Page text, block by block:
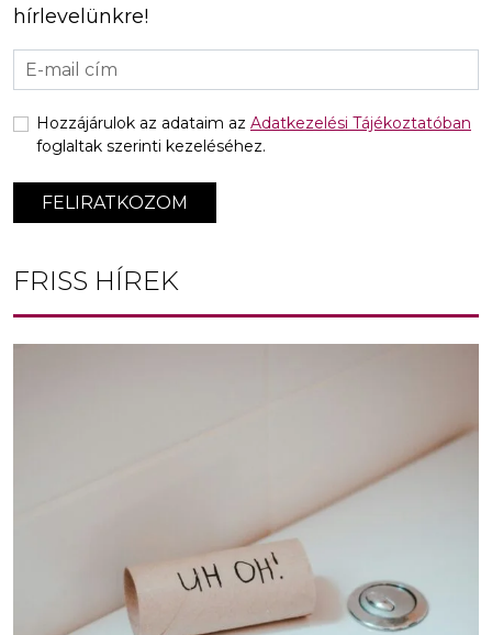
hírlevelünkre!
FELIRATKOZOM
Hozzájárulok az adataim az Adatkezelési Tájékoztatóban
foglaltak szerinti kezeléséhez.
FRISS HÍREK